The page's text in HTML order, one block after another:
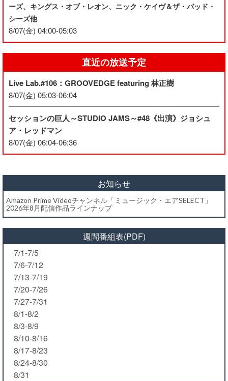
ーズ、キングス・オブ・レオン、ニック・ケイヴ＆ザ・バッド・
シーズ他
8/07(金) 04:00-05:03
直近の放送予定
Live Lab.#106：GROOVEDGE featuring 林正樹
8/07(金) 05:03-06:04
セッションの巨人～STUDIO JAMS～#48《出演》ジョシュ
ア・レッドマン
8/07(金) 06:04-06:36
お知らせ
Amazon Prime Videoチャンネル「ミュージック・エアSELECT」
2026年8月配信作品ラインナップ
週間番組表(PDF)
7/1-7/5
7/6-7/12
7/13-7/19
7/20-7/26
7/27-7/31
8/1-8/2
8/3-8/9
8/10-8/16
8/17-8/23
8/24-8/30
8/31